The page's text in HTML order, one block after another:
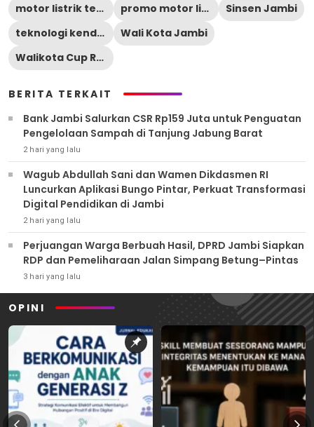
motor listrik terbaru
promo motor listrik Honda
Sinsen Jambi
teknologi kendaraan listrik
Wali Kota Jambi
Walikota Cup Race 2026
BERITA TERKAIT
Bank Jambi Salurkan CSR Rp159 Juta untuk Penguatan
Pengelolaan Sampah di Tanjung Jabung Barat
2 hari yang lalu
Wagub Abdullah Sani dan Wamen Dikdasmen RI
Luncurkan Aplikasi Bungo Pintar, Perkuat Transformasi
Digital Pendidikan di Jambi
2 hari yang lalu
Perjuangan Warga Berbuah Hasil, DPRD Jambi Siapkan
RDP dan Pemeliharaan Jalan Simpang Betung–Pintas
3 hari yang lalu
OPINI